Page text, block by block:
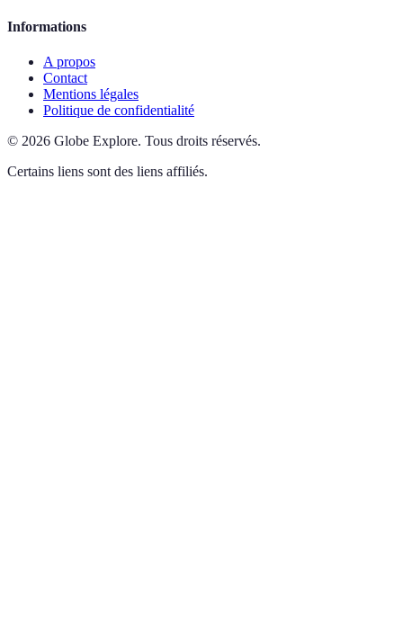
Informations
A propos
Contact
Mentions légales
Politique de confidentialité
© 2026 Globe Explore. Tous droits réservés.
Certains liens sont des liens affiliés.